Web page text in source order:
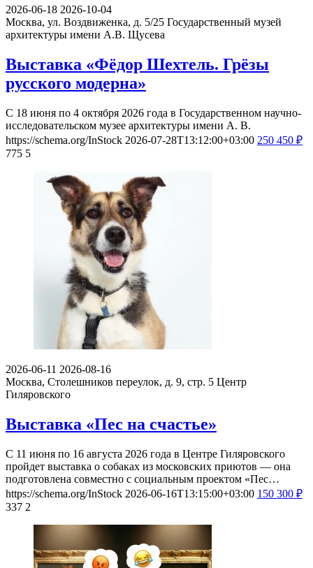
2026-06-18 2026-10-04
Москва, ул. Воздвиженка, д. 5/25 Государственный музей
архитектуры имени А.В. Щусева
Выставка «Фёдор Шехтель. Грёзы
русского модерна»
С 18 июня по 4 октября 2026 года в Государственном научно-
исследовательском музее архитектуры имени А. В.
https://schema.org/InStock 2026-07-28T13:12:00+03:00 250 450 ₽
775 5
2026-06-11 2026-08-16
Москва, Столешников переулок, д. 9, стр. 5 Центр
Гиляровского
Выставка «Пес на счастье»
С 11 июня по 16 августа 2026 года в Центре Гиляровского
пройдет выставка о собаках из московских приютов — она
подготовлена совместно с социальным проектом «Пес…
https://schema.org/InStock 2026-06-16T13:15:00+03:00 150 300 ₽
337 2